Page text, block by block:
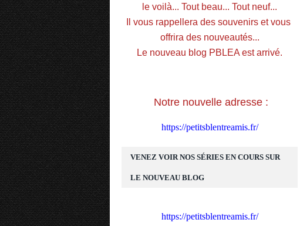
VENEZ VOIR NOS SÉRIES EN COURS SUR
LE NOUVEAU BLOG
https://petitsblentreamis.fr/
le voilà... Tout beau... Tout neuf...
Il vous rappellera des souvenirs et vous
offrira des nouveautés...
Le nouveau blog PBLEA est arrivé.
Notre nouvelle adresse :
https://petitsblentreamis.fr/